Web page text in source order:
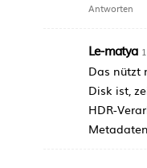
Antworten
Le-matya
Das nützt
Disk ist,
HDR-